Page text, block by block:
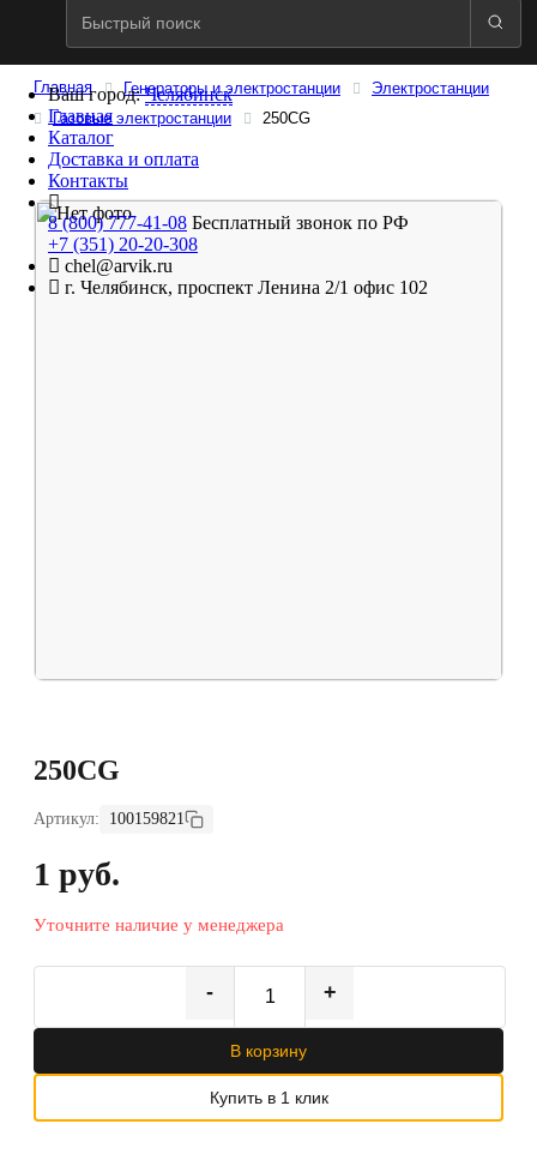
Ваш город:Челябинск
Главная
Каталог
Доставка и оплата
Контакты
8 (800) 777-41-08 Бесплатный звонок по РФ
+7 (351) 20-20-308
chel@arvik.ru
г. Челябинск, проспект Ленина 2/1 офис 102
Главная Генераторы и электростанции
Электростанции
Газовые электростанции
250CG
250CG
Артикул: 100159821
1 руб.
Уточните наличие у менеджера
- +
В корзину
Купить в 1 клик